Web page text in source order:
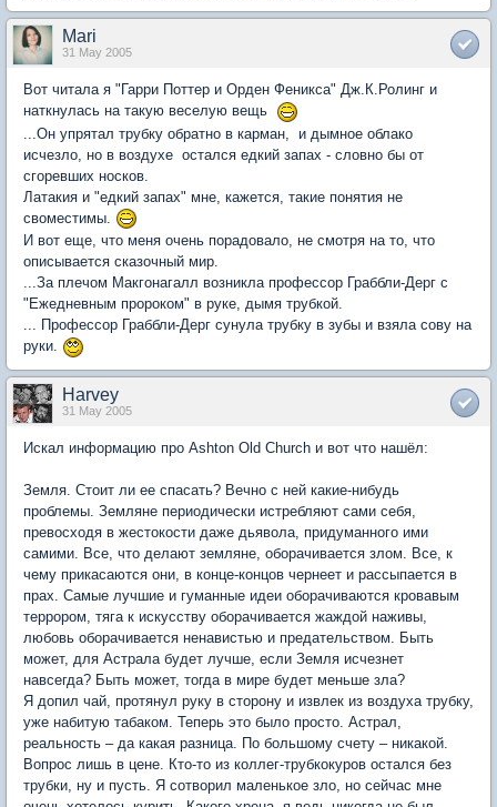
Mari
31 May 2005
Вот читала я "Гарри Поттер и Орден Феникса" Дж.К.Ролинг и
наткнулась на такую веселую вещь
...Он упрятал трубку обратно в карман, и дымное облако
исчезло, но в воздухе остался едкий запах - словно бы от
сгоревших носков.
Латакия и "едкий запах" мне, кажется, такие понятия не
своместимы.
И вот еще, что меня очень порадовало, не смотря на то, что
описывается сказочный мир.
...За плечом Макгонагалл возникла профессор Граббли-Дерг с
"Ежедневным пророком" в руке, дымя трубкой.
... Профессор Граббли-Дерг сунула трубку в зубы и взяла сову на
руки.
Harvey
31 May 2005
Искал информацию про Ashton Old Church и вот что нашёл:
Земля. Стоит ли ее спасать? Вечно с ней какие-нибудь
проблемы. Земляне периодически истребляют сами себя,
превосходя в жестокости даже дьявола, придуманного ими
самими. Все, что делают земляне, оборачивается злом. Все, к
чему прикасаются они, в конце-концов чернеет и рассыпается в
прах. Самые лучшие и гуманные идеи оборачиваются кровавым
террором, тяга к искусству оборачивается жаждой наживы,
любовь оборачивается ненавистью и предательством. Быть
может, для Астрала будет лучше, если Земля исчезнет
навсегда? Быть может, тогда в мире будет меньше зла?
Я допил чай, протянул руку в сторону и извлек из воздуха трубку,
уже набитую табаком. Теперь это было просто. Астрал,
реальность – да какая разница. По большому счету – никакой.
Вопрос лишь в цене. Кто-то из коллег-трубкокуров остался без
трубки, ну и пусть. Я сотворил маленькое зло, но сейчас мне